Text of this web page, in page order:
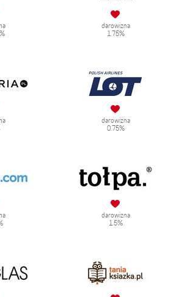
darowizna
1.75%
darowizna
0.75%
darowizna
1.5%